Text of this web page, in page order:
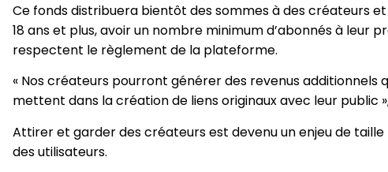
Ce fonds distribuera bientôt des sommes à des créateurs
18 ans et plus, avoir un nombre minimum d’abonnés à leur
respectent le règlement de la plateforme.
« Nos créateurs pourront générer des revenus additionnels
mettent dans la création de liens originaux avec leur public
Attirer et garder des créateurs est devenu un enjeu de
des utilisateurs.